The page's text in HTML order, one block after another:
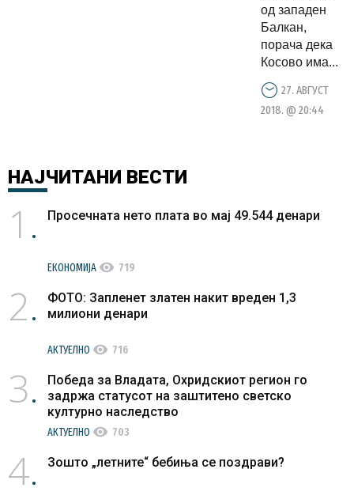
потреба
од ново
од западен
Балкан,
порача дека
Косово има...
27. АВГУСТ
2018. @ 20:44
НАЈЧИТАНИ ВЕСТИ
1 Просечната нето плата во мај 49.544 денари
ЕКОНОМИЈА visibility 719
2
ФОТО: Запленет златен накит вреден 1,3
милиони денари
АКТУЕЛНО visibility 716
3
Победа за Владата, Охридскиот регион го
задржа статусот на заштитено светско
културно наследство
АКТУЕЛНО visibility 703
4 Зошто „летните“ бебиња се поздрави?